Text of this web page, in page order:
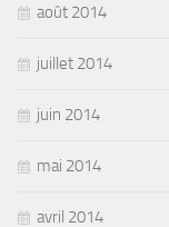
août 2014
juillet 2014
juin 2014
mai 2014
avril 2014